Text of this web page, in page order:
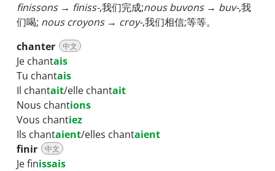
finissons → finiss-,我们完成;nous buvons → buv-,我
们喝; nous croyons → croy-,我们相信;等等。
chanter
中文
Je chantais
Tu chantais
Il chantait/elle chantait
Nous chantions
Vous chantiez
Ils chantaient/elles chantaient
finir
中文
Je finissais